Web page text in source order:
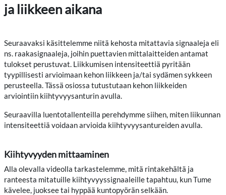
ja liikkeen aikana
Seuraavaksi käsittelemme niitä kehosta mitattavia signaaleja eli
ns. raakasignaaleja, joihin puettavien mittalaitteiden antamat
tulokset perustuvat. Liikkumisen intensiteettiä pyritään
tyypillisesti arvioimaan kehon liikkeen ja/tai sydämen sykkeen
perusteella. Tässä osiossa tutustutaan kehon liikkeiden
arviointiin kiihtyvyysanturin avulla.
Seuraavilla luentotallenteilla perehdymme siihen, miten liikunnan
intensiteettiä voidaan arvioida kiihtyvyysantureiden avulla.
Kiihtyvyyden mittaaminen
Alla olevalla videolla tarkastelemme, mitä rintakehältä ja
ranteesta mitatuille kiihtyvyyssignaaleille tapahtuu, kun Tume
kävelee, juoksee tai hyppää kuntopyörän selkään.